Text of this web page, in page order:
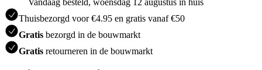
Vandaag besteld, woensdag 12 augustus in huis
Thuisbezorgd voor €4.95 en gratis vanaf €50
Gratis bezorgd in de bouwmarkt
Gratis retourneren in de bouwmarkt